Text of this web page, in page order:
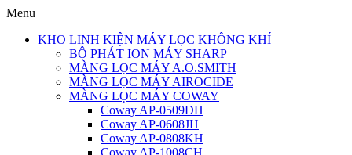
Menu
KHO LINH KIỆN MÁY LỌC KHÔNG KHÍ
BỘ PHÁT ION MÁY SHARP
MÀNG LỌC MÁY A.O.SMITH
MÀNG LỌC MÁY AIROCIDE
MÀNG LỌC MÁY COWAY
Coway AP-0509DH
Coway AP-0608JH
Coway AP-0808KH
Coway AP-1008CH